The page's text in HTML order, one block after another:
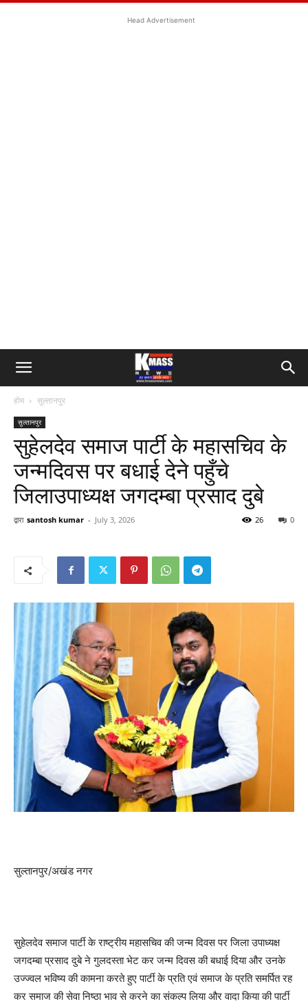
Head Advertisement
होम सुल्तानपुर
सुल्तानपुर
सुहेलदेव समाज पार्टी के महासचिव के
जन्मदिवस पर बधाई देने पहुँचे
जिलाउपाध्यक्ष जगदम्बा प्रसाद दुबे
द्वारा santosh kumar - July 3, 2026 0
26
सुल्तानपुर/अखंड नगर
सुहेलदेव समाज पार्टी के राष्ट्रीय महासचिव की जन्म दिवस पर जिला उपाध्यक्ष
जगदम्बा प्रसाद दुबे ने गुलदस्ता भेट कर जन्म दिवस की बधाई दिया और उनके
उज्ज्वल भविष्य की कामना करते हुए पार्टी के प्रति एवं समाज के प्रति समर्पित रह
कर समाज की सेवा निष्ठा भाव से करने का संकल्प लिया और वादा किया की पार्टी